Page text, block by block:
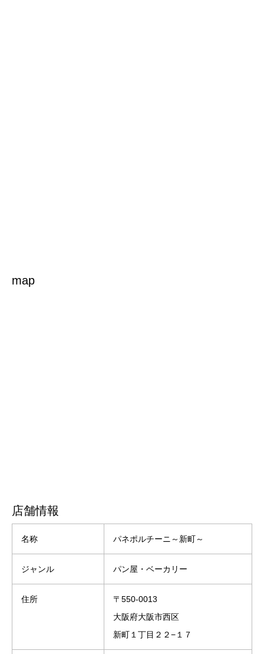
map
店舗情報
名称 パネポルチーニ～新町～
ジャンル パン屋・ベーカリー
住所
〒550-0013
大阪府大阪市西区
新町１丁目２２−１７